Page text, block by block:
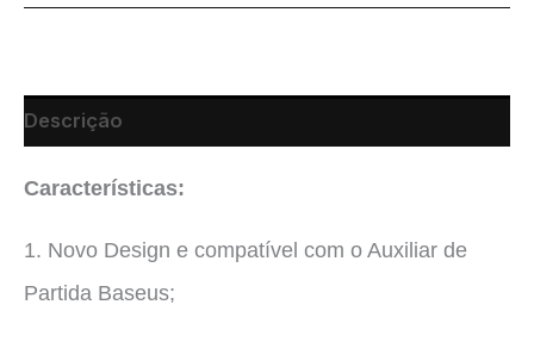
Descrição
Características:
1. Novo Design e compatível com o Auxiliar de
Partida Baseus;